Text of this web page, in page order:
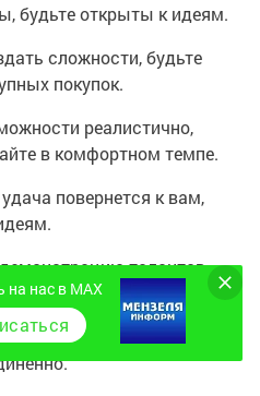
будьте открыты к идеям.
сложности, будьте
покупок.
реалистично,
в комфортном темпе.
повернется к вам,
талантов,
новый опыт.
день, избегайте
нас в MAX